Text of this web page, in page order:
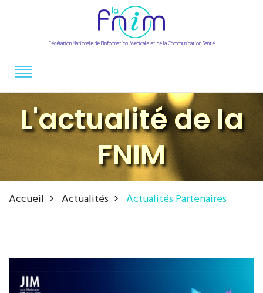
Fédération Nationale de l'Information Médicale et de la Communication Santé
L'actualité de la
FNIM
Accueil Actualités Actualités Partenaires